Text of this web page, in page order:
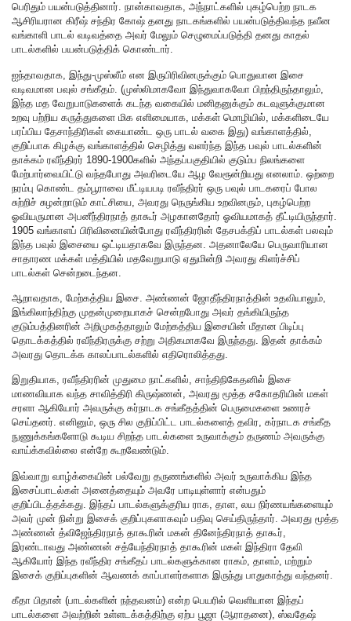
பெரிதும் பயன்படுத்தினார். நான்காவதாக, அந்நாட்களில் புகழ்பெற்ற நாடக
ஆசிரியரான கிரீஷ் சந்திர கோஷ் தனது நாடகங்களில் பயன்படுத்திவந்த நவீன
வங்காளி பாடல் வடிவத்தை அவர் மேலும் செழுமைப்படுத்தி தனது காதல்
பாடல்களில் பயன்படுத்திக் கொண்டார்.
ஐந்தாவதாக, இந்து-முஸ்லீம் என இருபிரிவினருக்கும் பொதுவான இசை
வடிவமான பவுல் சங்கீதம். (முஸ்லிமாகவோ இந்துவாகவோ பிறந்திருந்தாலும்,
இந்த மத வேறுபாடுகளைக் கடந்த வகையில் மனிதனுக்கும் கடவுளுக்குமான
உறவு பற்றிய கருத்துகளை மிக எளிமையாக, மக்கள் மொழியில், மக்களிடையே
பரப்பிய தேசாந்திரிகள் கையாண்ட ஒரு பாடல் வகை இது) வங்காளத்தில்,
குறிப்பாக கிழக்கு வங்காளத்தில் செழித்து வளர்ந்த இந்த பவுல் பாடல்களின்
தாக்கம் ரவீந்திரர் 1890-1900களில் அந்தப்பகுதியில் குடும்ப நிலங்களை
மேற்பார்வையிட்டு வந்தபோது அவரிடையே ஆழ வேரூன்றியது எனலாம். ஒற்றை
நரம்பு கொண்ட தம்பூராவை மீட்டியபடி ரவீந்திரர் ஒரு பவுல் பாடகரைப் போல
சுற்றிச் சுழன்றாடும் காட்சியை, அவரது நெருங்கிய உறவினரும், புகழ்பெற்ற
ஓவியருமான அபனீந்திரநாத் தாகூர் அழகானதோர் ஓவியமாகத் தீட்டியிருந்தார்.
1905 வங்காளப் பிரிவினையின்போது ரவீந்திரரின் தேசபக்திப் பாடல்கள் பலவும்
இந்த பவுல் இசையை ஒட்டியதாகவே இருந்தன. அதனாலேயே பெருவாரியான
சாதாரண மக்கள் மத்தியில் மதவேறுபாடு ஏதுமின்றி அவரது கிளர்ச்சிப்
பாடல்கள் சென்றடைந்தன.
ஆறாவதாக, மேற்கத்திய இசை. அண்ணன் ஜோதீந்திரநாத்தின் உதவியாலும்,
இங்கிலாந்திற்கு முதன்முறையாகச் சென்றபோது அவர் தங்கியிருந்த
குடும்பத்தினரின் அறிமுகத்தாலும் மேற்கத்திய இசையின் மீதான பிடிப்பு
தொடக்கத்தில் ரவீந்திரருக்கு சற்று அதிகமாகவே இருந்தது. இதன் தாக்கம்
அவரது தொடக்க காலப்பாடல்களில் எதிரொலித்தது.
இறுதியாக, ரவீந்திரரின் முதுமை நாட்களில், சாந்திநிகேதனில் இசை
மாணவியாக வந்த சாவித்திரி கிருஷ்ணன், அவரது மூத்த சகோதரியின் மகள்
சரளா ஆகியோர் அவருக்கு கர்நாடக சங்கீதத்தின் பெருமைகளை உணரச்
செய்தனர். எனினும், ஒரு சில குறிப்பிட்ட பாடல்களைத் தவிர, கர்நாடக சங்கீத
நுணுக்கங்களோடு கூடிய சிறந்த பாடல்களை உருவாக்கும் தருணம் அவருக்கு
வாய்க்கவில்லை என்றே கூறவேண்டும்.
இவ்வாறு வாழ்க்கையின் பல்வேறு தருணங்களில் அவர் உருவாக்கிய இந்த
இசைப்பாடல்கள் அனைத்தையும் அவரே பாடியுள்ளார் என்பதும்
குறிப்பிடத்தக்கது. இந்தப் பாடல்களுக்குரிய ராக, தாள, லய நிர்ணயங்களையும்
அவர் முன் நின்று இசைக் குறிப்புகளாகவும் பதிவு செய்திருந்தார். அவரது மூத்த
அண்ணன் த்விஜேந்திரநாத் தாகூரின் மகன் தினேந்திரநாத் தாகூர்,
இரண்டாவது அண்ணன் சத்யேந்திரநாத் தாகூரின் மகள் இந்திரா தேவி
ஆகியோர் இந்த ரவீந்திர சங்கீதப் பாடல்களுக்கான ராகம், தாளம், மற்றும்
இசைக் குறிப்புகளின் ஆவணக் காப்பாளர்களாக இருந்து பாதுகாத்து வந்தனர்.
கீதா பிதான் (பாடல்களின் நந்தவனம்) என்ற பெயரில் வெளியான இந்தப்
பாடல்களை அவற்றின் உள்ளடக்கத்திற்கு ஏற்ப பூஜா (ஆராதனை), ஸ்வதேஷ்